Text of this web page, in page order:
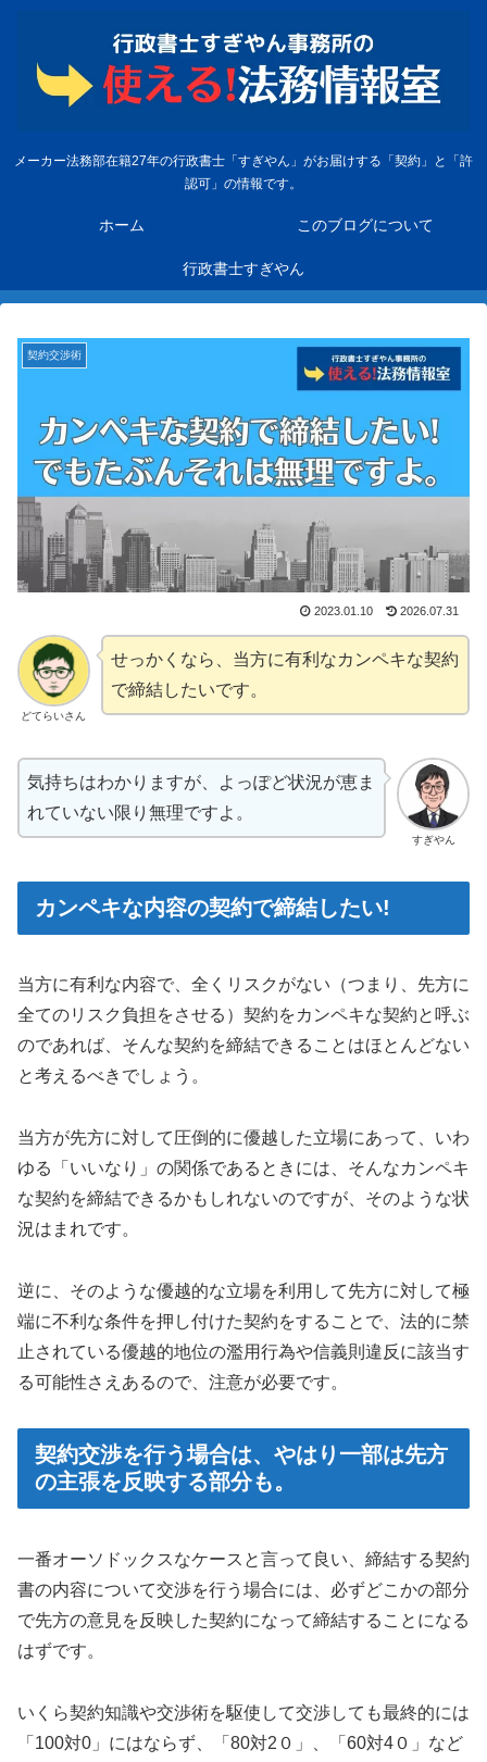
メーカー法務部在籍27年の行政書士「すぎやん」がお届けする「契約」と「許
認可」の情報です。
ホーム このブログについて
行政書士すぎやん
契約交渉術
2023.01.10 2026.07.31
どてらいさん
せっかくなら、当方に有利なカンペキな契約
で締結したいです。
すぎやん
気持ちはわかりますが、よっぽど状況が恵ま
れていない限り無理ですよ。
カンペキな内容の契約で締結したい!
当方に有利な内容で、全くリスクがない（つまり、先方に
全てのリスク負担をさせる）契約をカンペキな契約と呼ぶ
のであれば、そんな契約を締結できることはほとんどない
と考えるべきでしょう。
当方が先方に対して圧倒的に優越した立場にあって、いわ
ゆる「いいなり」の関係であるときには、そんなカンペキ
な契約を締結できるかもしれないのですが、そのような状
況はまれです。
逆に、そのような優越的な立場を利用して先方に対して極
端に不利な条件を押し付けた契約をすることで、法的に禁
止されている優越的地位の濫用行為や信義則違反に該当す
る可能性さえあるので、注意が必要です。
契約交渉を行う場合は、やはり一部は先方
の主張を反映する部分も。
一番オーソドックスなケースと言って良い、締結する契約
書の内容について交渉を行う場合には、必ずどこかの部分
で先方の意見を反映した契約になって締結することになる
はずです。
いくら契約知識や交渉術を駆使して交渉しても最終的には
「100対0」にはならず、「80対2０」、「60対4０」など